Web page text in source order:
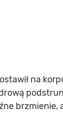
na